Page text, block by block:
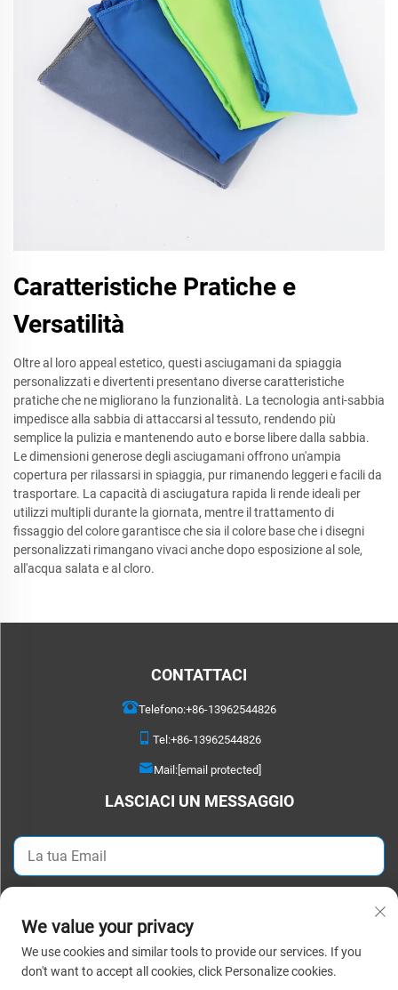
Caratteristiche Pratiche e
Versatilità
Oltre al loro appeal estetico, questi asciugamani da spiaggia
personalizzati e divertenti presentano diverse caratteristiche
pratiche che ne migliorano la funzionalità. La tecnologia anti-sabbia
impedisce alla sabbia di attaccarsi al tessuto, rendendo più
semplice la pulizia e mantenendo auto e borse libere dalla sabbia.
Le dimensioni generose degli asciugamani offrono un'ampia
copertura per rilassarsi in spiaggia, pur rimanendo leggeri e facili da
trasportare. La capacità di asciugatura rapida li rende ideali per
utilizzi multipli durante la giornata, mentre il trattamento di
fissaggio del colore garantisce che sia il colore base che i disegni
personalizzati rimangano vivaci anche dopo esposizione al sole,
all'acqua salata e al cloro.
CONTATTACI
Telefono:+86-13962544826
Tel:+86-13962544826
Mail:[email protected]
LASCIACI UN MESSAGGIO
Copyright © 2025 Suzhou Detao Textile Co., Ltd. Tutti i diritti riservati. |
Informativa sulla Privacy
We value your privacy
We use cookies and similar tools to provide our services. If you
don't want to accept all cookies, click Personalize cookies.